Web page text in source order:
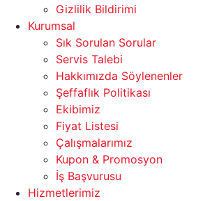
Gizlilik Bildirimi
Kurumsal
Sık Sorulan Sorular
Servis Talebi
Hakkımızda Söylenenler
Şeffaflık Politikası
Ekibimiz
Fiyat Listesi
Çalışmalarımız
Kupon & Promosyon
İş Başvurusu
Hizmetlerimiz